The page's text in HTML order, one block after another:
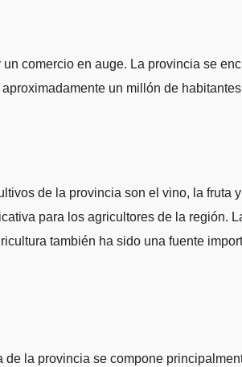
comercio en auge. La provincia se
un millón de
de la provincia son el vino, la fruta
para los agricultores de la región.
también ha sido una fuente
la provincia se compone